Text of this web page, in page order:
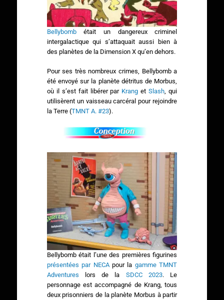
Bellybombétait un dangereux criminel
intergalactique qui s’attaquait aussi bien à
des planètes de la Dimension X qu’en dehors.
Pour ses très nombreux crimes, Bellybomb a
été envoyé sur la planète détritus de Morbus,
où il s’est fait libérer par Krang etSlash, qui
utilisèrent un vaisseau carcéral pour rejoindre
la Terre (TMNT A. #23).
Bellybomb était l’une des premières figurines
présentées par NECApour la gamme TMNT
Adventures lors de la SDCC 2023. Le
personnage est accompagné de Krang, tous
deux prisonniers de la planète Morbus à partir